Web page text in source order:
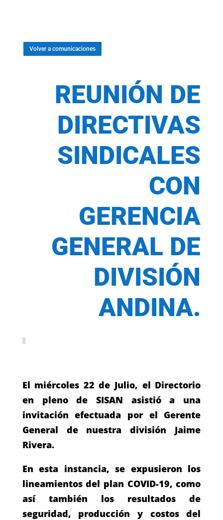
Volver a comunicaciones
REUNIÓN DE
DIRECTIVAS
SINDICALES
CON
GERENCIA
GENERAL DE
DIVISIÓN
ANDINA.
El miércoles 22 de Julio, el Directorio
en pleno de SISAN asistió a una
invitación efectuada por el Gerente
General de nuestra división Jaime
Rivera.
En esta instancia, se expusieron los
lineamientos del plan COVID-19, como
así también los resultados de
seguridad, producción y costos del